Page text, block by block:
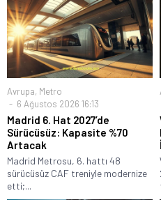
Avrupa, Metro
6 Ağustos 2026 16:13
Madrid 6. Hat 2027’de
Sürücüsüz: Kapasite %70
Artacak
Madrid Metrosu, 6. hattı 48
sürücüsüz CAF treniyle modernize
etti;...